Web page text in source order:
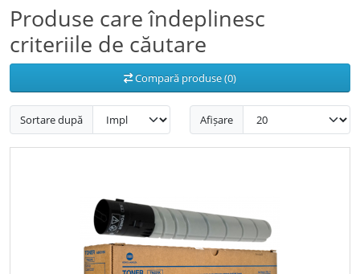
Produse care îndeplinesc
criteriile de căutare
Compară produse (0)
Sortare după Afișare